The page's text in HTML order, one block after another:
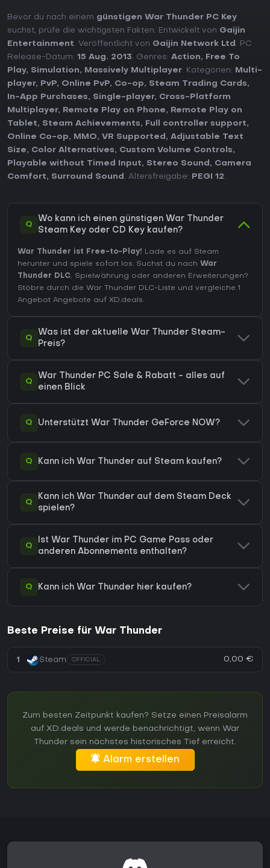
Bevor du nach einem günstigen War Thunder PC Key
suchst, prüfe die wichtigsten Fakten. Entwickelt von Gaijin
Entertainment. Veröffentlicht von Gaijin Network Ltd . PC
Release-Datum: 15 Aug. 2013. Genres: Action,
Free To
Play, Simulation, Massively Multiplayer. Kategorien:
Multi-
player, PvP, Online PvP, Co-op, Steam Trading Cards,
In-App Purchases, Single-player, Cross-Platform
Multiplayer, Remote Play on Phone,
Remote Play on
Tablet, Steam Achievements, Full controller support,
Online Co-op, MMO, VR Supported , Adjustable Text
Size, Color Alternatives, Custom Volume Controls,
Playable without Timed Input, Stereo Sound , Camera
Comfort, Surround Sound . Altersfreigabe: PEGI 12.
Q
Wo kann ich einen günstigen War Thunder
Steam Key oder CD Key kaufen?
War Thunder ist Free-to-Play! Lade es auf Steam
herunter und spiele sofort los. Suchst du nach War
Thunder DLC, Spielwährung oder anderen Erweiterungen?
Stöbre durch die War Thunder DLC-Liste und vergleiche 1
Angebot Angebote auf XD.deals.
Q
Was ist der aktuelle War Thunder Steam-
Preis?
Q
War Thunder PC Sale & Rabatt - alles auf
einen Blick
Q Unterstützt War Thunder GeForce NOW?
Q Kann ich War Thunder auf Steam kaufen?
Q
Kann ich War Thunder auf dem Steam Deck
spielen?
Q
Ist War Thunder im PC Game Pass oder
anderen Abonnements enthalten?
Q Kann ich War Thunder hier kaufen?
Beste Preise für War Thunder
1 Steam OFFICIAL 0,00 €
Zum besten Zeitpunkt kaufen? Setze einen Preisalarm
auf XD.deals und werde benachrichtigt, wenn War
Thunder sein nächstes historisches Tief erreicht.
Alarm erstellen